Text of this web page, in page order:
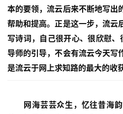
本的要领，流云后来不断地写出
帮助和提高。正是这一步，流云
写诗词，自己很开心、很欣慰
导师的引导，不会有流云今天写
是流云于网上求知路的最大的收获
网海芸芸众生，忆往昔海韵